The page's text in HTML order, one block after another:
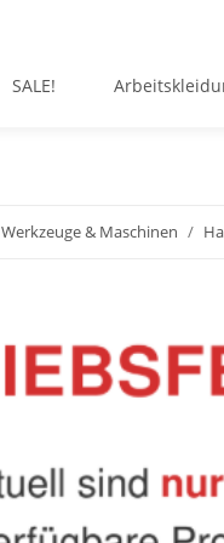
SALE!
Werkzeuge & Maschinen